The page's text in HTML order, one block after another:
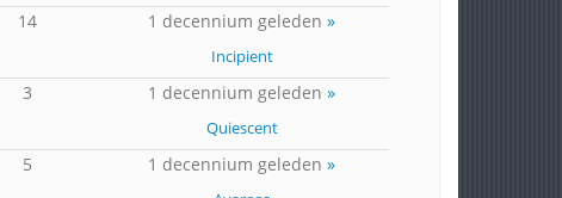
14 1 decennium geleden»
Incipient
3 1 decennium geleden»
Quiescent
5 1 decennium geleden»